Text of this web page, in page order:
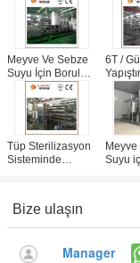
Meyve Ve Sebze
Suyu İçin Borulu
UHT Sterilizatör
Makinesi 100kg /
6T /
Tüpü
Tüp Sterilizasyon
Sisteminde
Borulu
Meyve
Suyu
Bize ulaşın
Manager